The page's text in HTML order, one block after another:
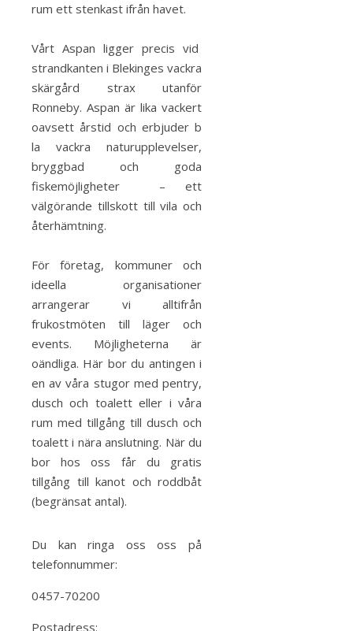
rum ett stenkast ifrån havet.
Vårt Aspan ligger precis vid
strandkanten i Blekinges vackra
skärgård strax utanför
Ronneby. Aspan är lika vackert
oavsett årstid och erbjuder b
la vackra naturupplevelser,
bryggbad och goda
fiskemöjligheter – ett
välgörande tillskott till vila och
återhämtning.
För företag, kommuner och
ideella organisationer
arrangerar vi alltifrån
frukostmöten till läger och
events. Möjligheterna är
oändliga. Här bor du antingen i
en av våra stugor med pentry,
dusch och toalett eller i våra
rum med tillgång till dusch och
toalett i nära anslutning. När du
bor hos oss får du gratis
tillgång till kanot och roddbåt
(begränsat antal).
Du kan ringa oss oss på
telefonnummer:
0457-70200
Postadress: